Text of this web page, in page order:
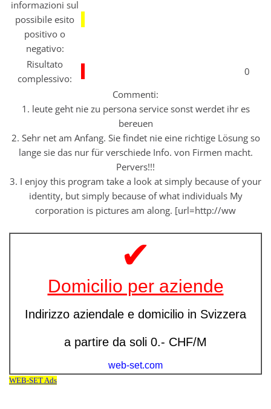
informazioni sul
possibile esito
positivo o
negativo:
Risultato
complessivo:
0
Commenti:
1. leute geht nie zu persona service sonst werdet ihr es
bereuen
2. Sehr net am Anfang. Sie findet nie eine richtige Lösung so
lange sie das nur für verschiede Info. von Firmen macht.
Pervers!!!
3. I enjoy this program take a look at simply because of your
identity, but simply because of what individuals My
corporation is pictures am along. [url=http://ww